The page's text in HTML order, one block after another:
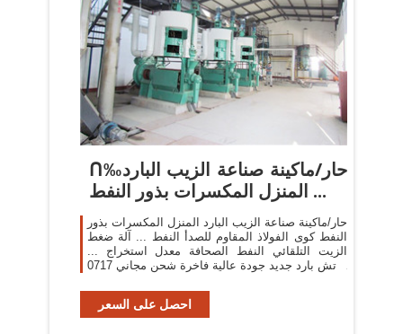
ᑎ‰حار/ماكينة صناعة الزيب البارد
المنزل المكسرات بذور النفط ...
حار/ماكينة صناعة الزيب البارد المنزل المكسرات بذور
النفط كوى الفولاذ المقاوم للصدأ النفط ... آلة ضغط
الزيت التلقائي النفط الصحافة معدل استخراج ...
ووتش بارد جديد جودة عالية فاخرة شحن مجاني 0717
احصل على السعر